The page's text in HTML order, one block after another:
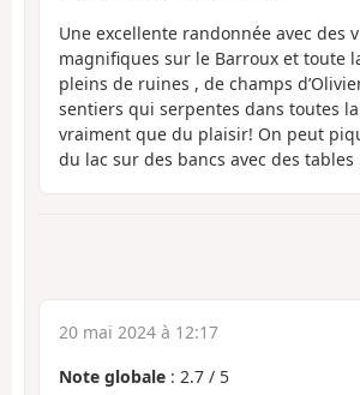
Une excellente randonnée avec des
magnifiques sur le Barroux et toute
pleins de ruines , de champs
sentiers qui serpentes dans toutes
vraiment que du plaisir! On peut
du lac sur des bancs avec des tables
20 mai 2024 à 12:17
Note globale : 2.7 / 5